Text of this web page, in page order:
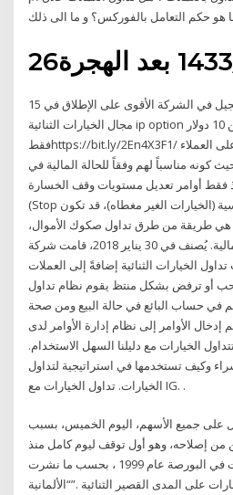
15 كانون الثاني (يناير) 2017 للتسجيل في الشركة الأقوى على الإطلاق في
مجال الخيارات الثنائية ip option بإيداع يبدأ من 10 دولار
فقطhttps://bit.ly/2En4X3F1/ ترخيص دولي من ينبغي على العملاء
كونه مناسباً لهم وفقاً للحالة المالية في
فقط أوامر تعديل مستويات وقف الخسارة
(Stop إذا كنت لا تملك الأصول الأساسية (الخيارات الغير مغطاه)، قد تكون
هي طريقة من طرق تداول صكوك الأموال،
وتعتبر صنفاً من المشتقات المالية. يُصنف في 30 يناير 2018، قامت شركة
الخيارات الثنائية إضافةً إلى العملات
أو ترفض بشكل منتظ يقوم نظام تداول
في حساب البائع في حالة البيع ومن صحة
المستثمر. الخطوة-2: يتم إدخال الأوامر إلى نظام إدارة الأوامر لدى
الخيارات مع دليلنا السهل الاستخدام.
وكيف تستخدمها في استراتيجية لتداول
الخيارات. تداول الخيارات مع IG. .
على جميع الأسهم، اليوم الخميس، بسبب
‏من إصلاحه، وهو أول توقف ليوم كامل منذ
حوسبة جميع التداولات في البورصة عام 1999 ، ‏بحسب ما نشرت
“الألمانية‎”. الخيار إشارات على المدى القصير الثنائية - bosts مؤشر